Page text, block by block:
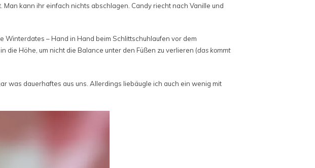
kann ihr einfach nichts abschlagen. Candy riecht nach Vanille und
Winterdates – Hand in Hand beim Schlittschuhlaufen vor dem
Höhe, um nicht die Balance unter den Füßen zu verlieren (das kommt
was dauerhaftes aus uns. Allerdings liebäugle ich auch ein wenig mit